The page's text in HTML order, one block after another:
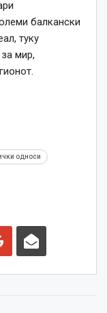
балкански
туку
мир,
односи